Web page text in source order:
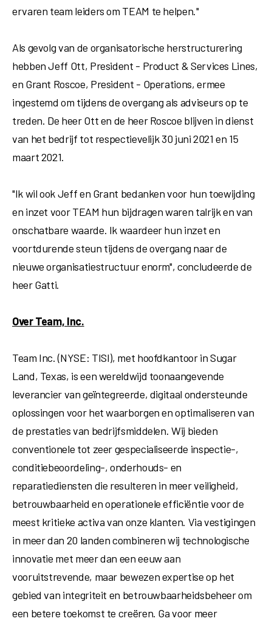
ervaren team leiders om TEAM te helpen."
Als gevolg van de organisatorische herstructurering
hebbenJeff Ott, President - Product & Services Lines,
en Grant Roscoe, President - Operations, ermee
ingestemd om tijdens de overgang als adviseurs op te
treden. De heer Ott en de heer Roscoe blijven in dienst
van het bedrijf tot respectievelijk30 juni 2021 en 15
maart 2021.
"Ik wil ook Jeff en Grant bedanken voor hun toewijding
en inzet voor TEAM hun bijdragen waren talrijk en van
onschatbare waarde. Ik waardeer hun inzet en
voortdurende steun tijdens de overgang naar de
nieuwe organisatiestructuur enorm", concludeerde de
heer Gatti.
Over Team, Inc.
Team Inc. (NYSE: TISI), met hoofdkantoor inSugar
Land, Texas, is een wereldwijd toonaangevende
leverancier van geïntegreerde, digitaal ondersteunde
oplossingen voor het waarborgen en optimaliseren van
de prestaties van bedrijfsmiddelen. Wij bieden
conventionele tot zeer gespecialiseerde inspectie-,
conditiebeoordeling-, onderhouds- en
reparatiediensten die resulteren in meer veiligheid,
betrouwbaarheid en operationele efficiëntie voor de
meest kritieke activa van onze klanten. Via vestigingen
in meer dan 20 landen combineren wij technologische
innovatie met meer dan een eeuw aan
vooruitstrevende, maar bewezen expertise op het
gebied van integriteit en betrouwbaarheidsbeheer om
een betere toekomst te creëren. Ga voor meer